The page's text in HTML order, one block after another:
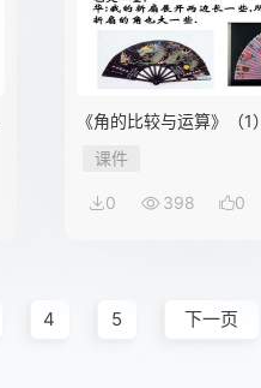
《角的比较与运算》（1）
课件
0 398 0
4 5 下一页